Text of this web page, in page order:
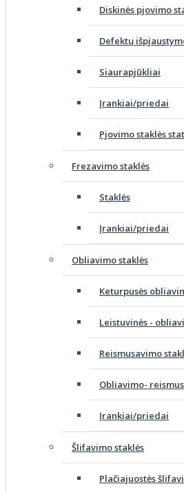
Diskinės pjovimo
Defektų
Siaurapjūkliai
Įrankiai/priedai
Pjovimo staklės
Frezavimo staklės
Staklės
Įrankiai/priedai
Obliavimo staklės
Keturpusės
Leistuvinės -
Reismusavimo
Obliavimo-
Įrankiai/priedai
Šlifavimo staklės
Plačiajuostės